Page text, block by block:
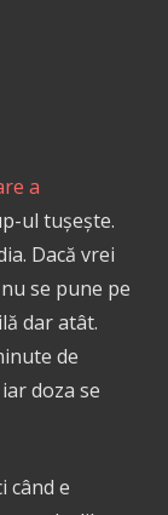
a
ul tușește.
Dacă vrei
se pune pe
dar atât.
de
doza se
când e